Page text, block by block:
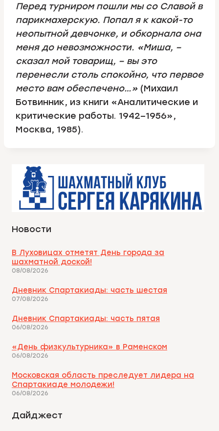
Перед турниром пошли мы со Славой в
парикмахерскую. Попал я к какой-то
неопытной девчонке, и обкорнала она
меня до невозможности. «Миша, –
сказал мой товарищ, – вы это
перенесли столь спокойно, что первое
место вам обеспечено…» (Михаил
Ботвинник, из книги «Аналитические и
критические работы. 1942–1956»,
Москва, 1985).
Новости
В Луховицах отметят День города за
шахматной доской!
08/08/2026
Дневник Спартакиады: часть шестая
07/08/2026
Дневник Спартакиады: часть пятая
06/08/2026
«День физкультурника» в Раменском
06/08/2026
Московская область преследует лидера на
Спартакиаде молодежи!
06/08/2026
Дайджест